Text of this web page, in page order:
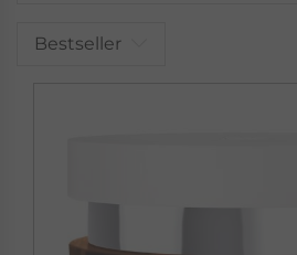
Bestseller